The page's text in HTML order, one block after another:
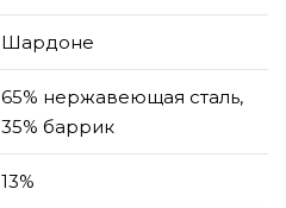
Шардоне
65% нержавеющая сталь,
35% баррик
13%